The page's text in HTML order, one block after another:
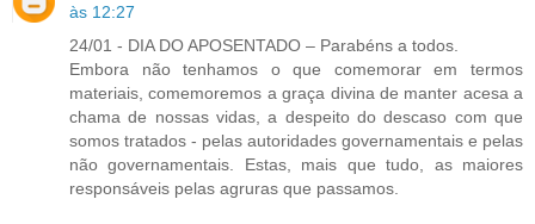
às 12:27
24/01 - DIA DO APOSENTADO – Parabéns a todos.
Embora não tenhamos o que comemorar em termos
materiais, comemoremos a graça divina de manter acesa a
chama de nossas vidas, a despeito do descaso com que
somos tratados - pelas autoridades governamentais e pelas
não governamentais. Estas, mais que tudo, as maiores
responsáveis pelas agruras que passamos.